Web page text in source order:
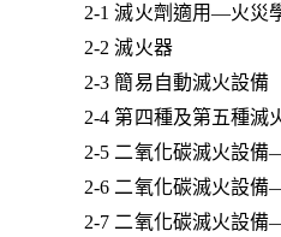
2-1 滅火劑適用—火災
2-2 滅火器
2-3 簡易自動滅火設備
2-4 第四種及第五種滅
2-5 二氧化碳滅火設
2-6 二氧化碳滅火設
2-7 二氧化碳滅火設